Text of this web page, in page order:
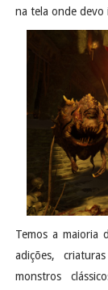
na tela onde devo
Temos a maioria
adições,
monstros